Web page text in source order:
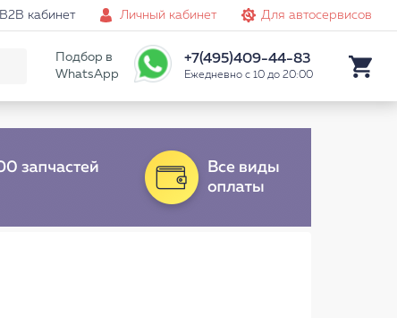
B2B кабинет Личный кабинет Для автосервисов
Подбор в
WhatsApp
+7(495)409-44-83
Ежедневно с 10 до 20:00